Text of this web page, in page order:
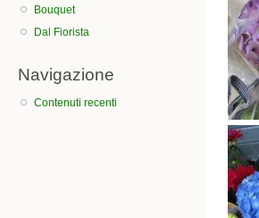
Bouquet
Dal Fiorista
Navigazione
Contenuti recenti